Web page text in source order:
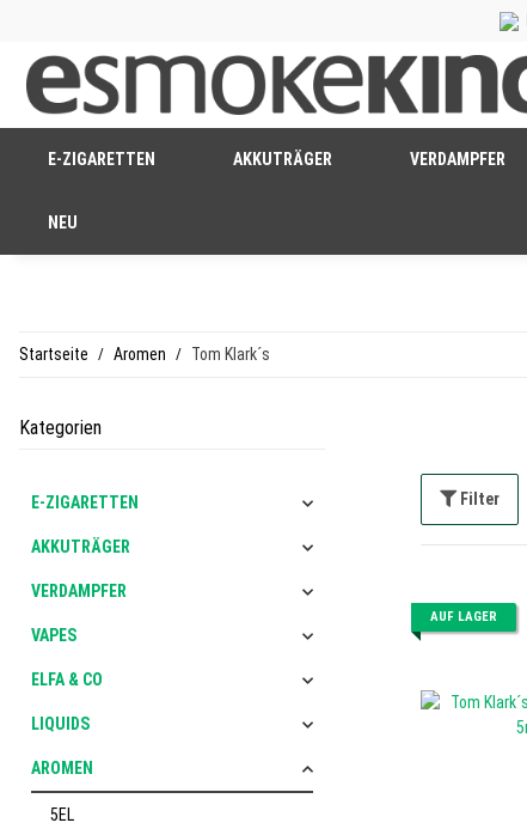
E-ZIGARETTEN AKKUTRÄGER VERDAMPFER
NEU
Startseite Aromen Tom Klark´s
Filter
AUF LAGER
Kategorien
E-ZIGARETTEN
AKKUTRÄGER
VERDAMPFER
VAPES
ELFA & CO
LIQUIDS
AROMEN
5EL